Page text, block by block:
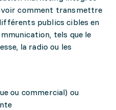
comment transmettre
publics cibles en
tels que le
la radio ou les
ou commercial) ou